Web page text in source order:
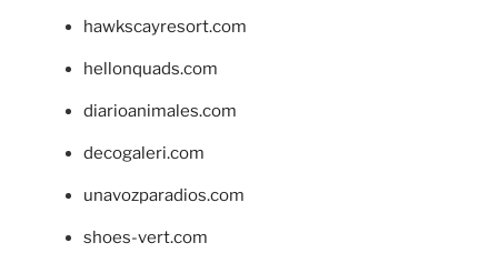
hawkscayresort.com
hellonquads.com
diarioanimales.com
decogaleri.com
unavozparadios.com
shoes-vert.com